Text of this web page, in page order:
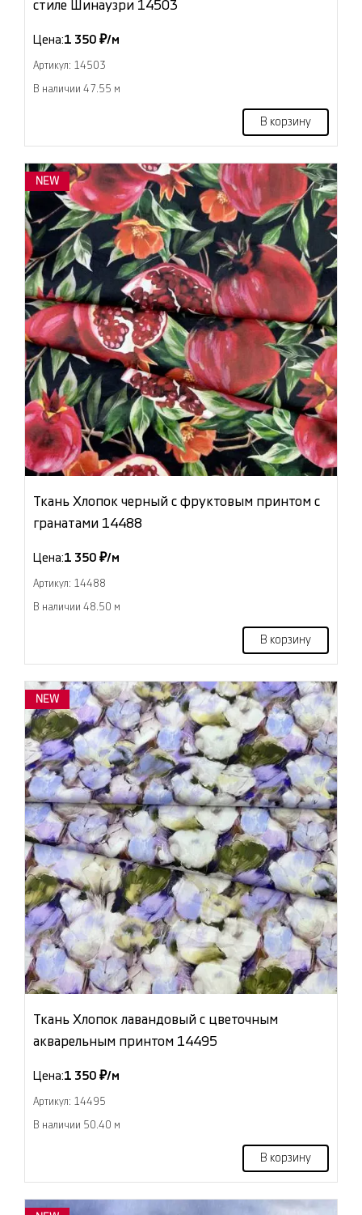
стиле Шинаузри 14503
Цена:1 350 ₽/м
Артикул: 14503
В наличии 47.55 м
В корзину
NEW
Ткань Хлопок черный с фруктовым принтом с
гранатами 14488
Цена:1 350 ₽/м
Артикул: 14488
В наличии 48.50 м
В корзину
NEW
Ткань Хлопок лавандовый с цветочным
акварельным принтом 14495
Цена:1 350 ₽/м
Артикул: 14495
В наличии 50.40 м
В корзину